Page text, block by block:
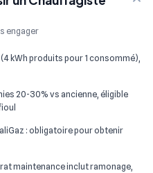
engager
kWh produits pour 1 consommé),
20-30% vs ancienne, éligible
: obligatoire pour obtenir
maintenance inclut ramonage,